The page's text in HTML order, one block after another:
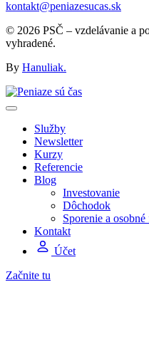
kontakt@peniazesucas.sk
© 2026 PSČ – vzdelávanie a
vyhradené.
By Hanuliak.
Služby
Newsletter
Kurzy
Referencie
Blog
Investovanie
Dôchodok
Sporenie a
Kontakt
Účet
Začnite tu